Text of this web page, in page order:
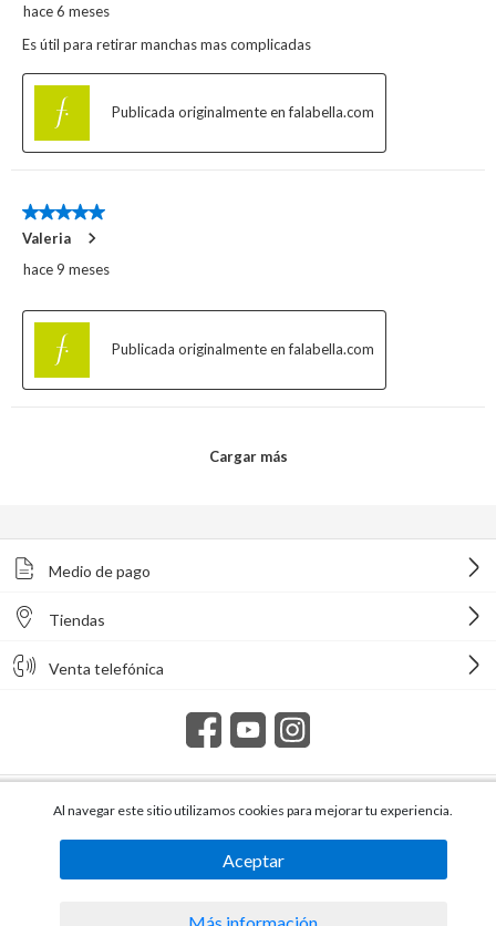
Medio de pago
Tiendas
Venta telefónica
Todos los derechos reservados Homecenter Sodimac S.A. | R.U.T.
216996650015.
Al navegar este sitio utilizamos cookies para mejorar tu experiencia.
Aceptar